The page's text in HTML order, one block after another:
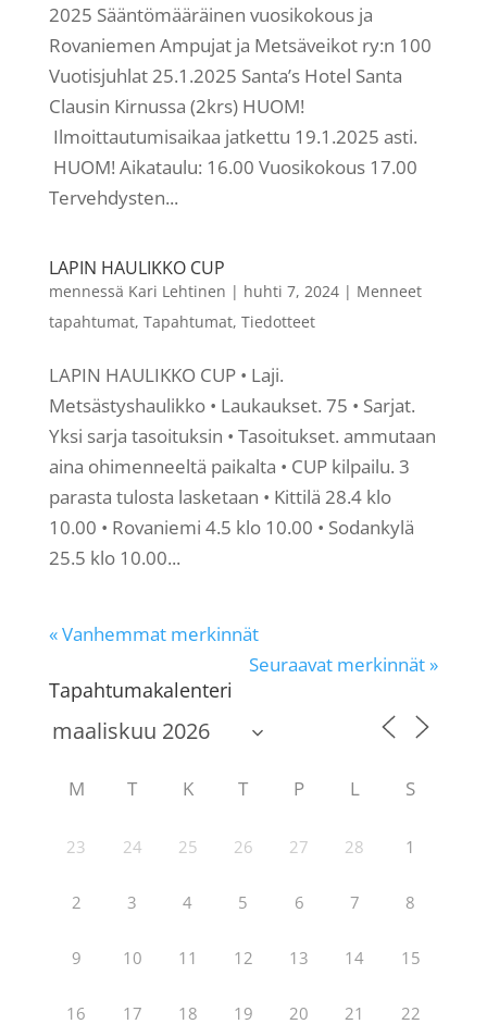
2025 Sääntömääräinen vuosikokous ja
Rovaniemen Ampujat ja Metsäveikot ry:n 100
Vuotisjuhlat 25.1.2025 Santa’s Hotel Santa
Clausin Kirnussa (2krs) HUOM!
Ilmoittautumisaikaa jatkettu 19.1.2025 asti.
HUOM! Aikataulu: 16.00 Vuosikokous 17.00
Tervehdysten...
LAPIN HAULIKKO CUP
mennessä Kari Lehtinen | huhti 7, 2024| Menneet
tapahtumat, Tapahtumat, Tiedotteet
LAPIN HAULIKKO CUP • Laji.
Metsästyshaulikko • Laukaukset. 75 • Sarjat.
Yksi sarja tasoituksin • Tasoitukset. ammutaan
aina ohimenneeltä paikalta • CUP kilpailu. 3
parasta tulosta lasketaan • Kittilä 28.4 klo
10.00 • Rovaniemi 4.5 klo 10.00 • Sodankylä
25.5 klo 10.00...
« Vanhemmat merkinnät
Seuraavat merkinnät »
Tapahtumakalenteri
M T K T P L S
23 24 25 26 27 28 1
2 3 4 5 6 7 8
9 10 11 12 13 14 15
16 17 18 19 20 21 22